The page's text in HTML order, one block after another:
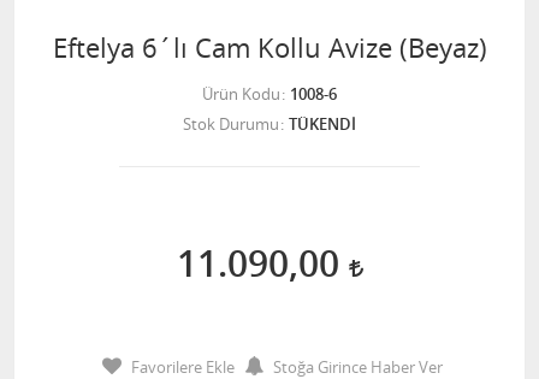
Eftelya 6´lı Cam Kollu Avize (Beyaz)
Ürün Kodu 1008-6
Stok Durumu TÜKENDİ
11.090,00
Favorilere Ekle Stoğa Girince Haber Ver